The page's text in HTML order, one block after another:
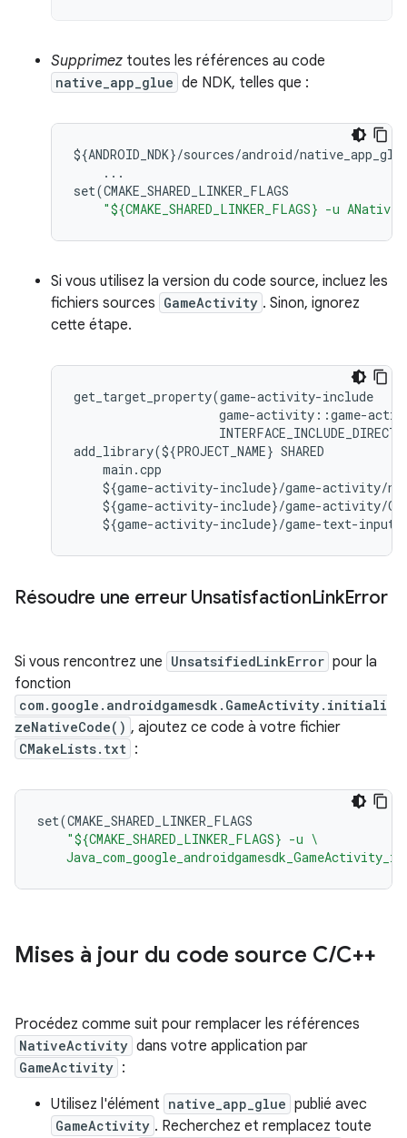
Supprimez toutes les références au code
native_app_glue de NDK, telles que :
${ANDROID_NDK}/sources/android/
...
set(CMAKE_SHARED_LINKER_FLAGS
"${CMAKE_SHARED_LINKER_FLAGS} -u
Si vous utilisez la version du code source, incluez les
fichiers sources GameActivity . Sinon, ignorez
cette étape.
get_target_property(game-activity-include
game-activity ::game-
add_library(${PROJECT_NAME} SHARED
main .cpp
${game-activity-include}/game-activity/
${game-activity-include}/game-activity/
${game-activity-include}/game-text-input
Résoudre une erreur UnsatisfactionLinkError
Si vous rencontrez une UnsatsifiedLinkError pour la
fonction
com.google.androidgamesdk.GameActivity.initiali
zeNativeCode() , ajoutez ce code à votre fichier
CMakeLists.txt :
set(CMAKE_SHARED_LINKER_FLAGS
"${CMAKE_SHARED_LINKER_FLAGS} -u \
Mises à jour du code source C/C++
Procédez comme suit pour remplacer les références
NativeActivity dans votre application par
GameActivity :
Utilisez l'élément native_app_glue publié avec
GameActivity . Recherchez et remplacez toute